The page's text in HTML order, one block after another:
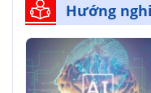
Hướng